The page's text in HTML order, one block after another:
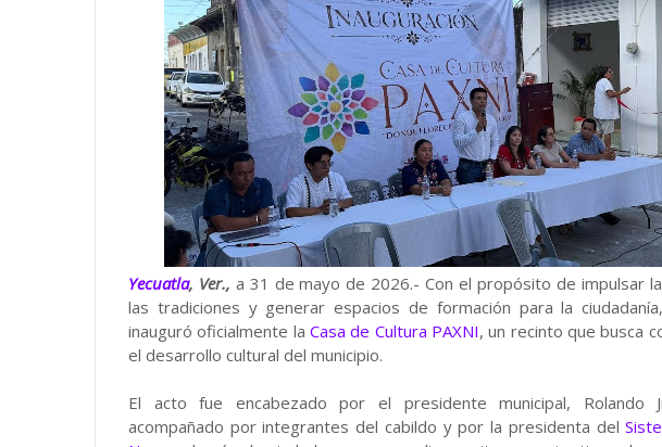
Yecuatla, Ver., a 31 de mayo de 2026.- Con el propósito de impulsar
las tradiciones y generar espacios de formación para la
inauguró oficialmente laCasa de Cultura PAXNI, un recinto que busca
el desarrollo cultural del municipio.
El acto fue encabezado por el presidente municipal, Rolando
acompañado por integrantes del cabildo y por la presidenta del